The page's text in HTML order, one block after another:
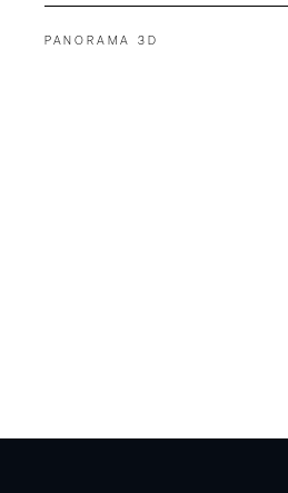
PANORAMA 3D